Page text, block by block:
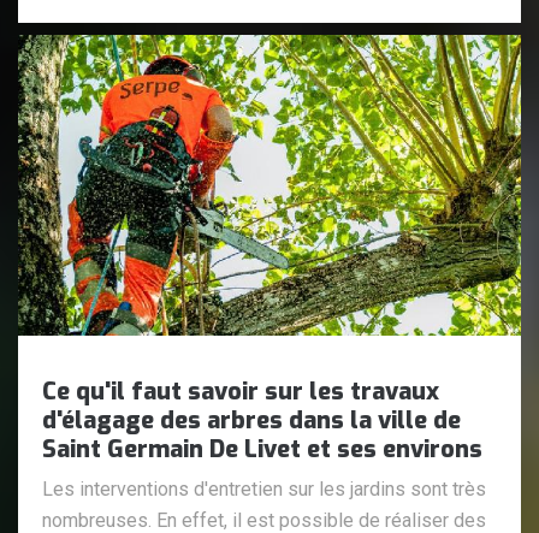
Ce qu'il faut savoir sur les travaux
d'élagage des arbres dans la ville de
Saint Germain De Livet et ses environs
Les interventions d'entretien sur les jardins sont très
nombreuses. En effet, il est possible de réaliser des